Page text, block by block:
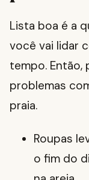
Lista boa é a
você vai lidar
tempo. Então,
problemas
praia.
Roupas
o fim do